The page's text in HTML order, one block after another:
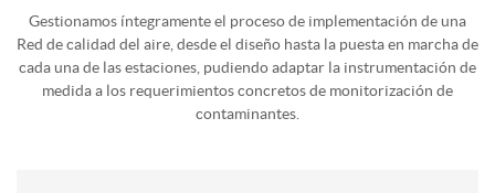
Gestionamos íntegramente el proceso de implementación de una
Red de calidad del aire, desde el diseño hasta la puesta en marcha de
cada una de las estaciones, pudiendo adaptar la instrumentación de
medida a los requerimientos concretos de monitorización de
contaminantes.